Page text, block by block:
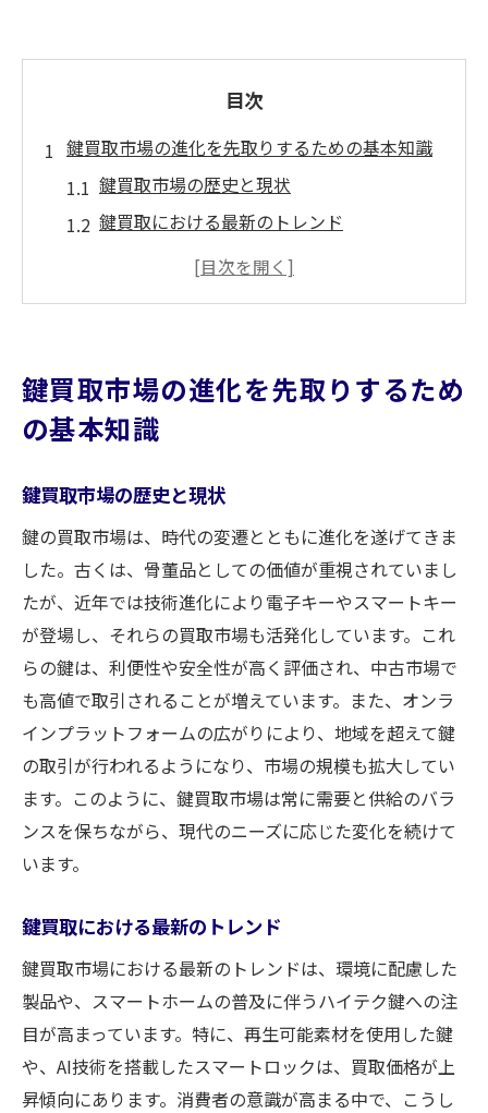
目次
鍵買取市場の進化を先取りするための基本知識
鍵買取市場の歴史と現状
鍵買取における最新のトレンド
鍵の種類別買取市場の動向
鍵買取価格を左右する要因とは何か
鍵の希少性が買取価格に与える影響
素材と製造技術の違いが買取価格に及ぼす
市場トレンドが鍵買取価格に及ぼす影響
鍵の使用状況と保管状態が査定額に影響す
鑑定士の視点から見る鍵の価値評価
競争率が買取価格に与える影響
信頼できる買取業者を選ぶポイントとその重要
性
優良買取業者を見分けるためのチェックポ
イント
専門性の高い買取業者の特徴
業者選びで失敗しないための注意点
買取契約にあたっての重要な確認事項
買取大吉が推奨する鍵保管の最適な方法
鍵の劣化を防ぐための保管環境
鍵買取市場の進化を先取りするため
の基本知識
鍵買取市場の歴史と現状
鍵の買取市場は、時代の変遷とともに進化を遂げてきま
した。古くは、骨董品としての価値が重視されていまし
たが、近年では技術進化により電子キーやスマートキー
が登場し、それらの買取市場も活発化しています。これ
らの鍵は、利便性や安全性が高く評価され、中古市場で
も高値で取引されることが増えています。また、オンラ
インプラットフォームの広がりにより、地域を超えて鍵
の取引が行われるようになり、市場の規模も拡大してい
ます。このように、鍵買取市場は常に需要と供給のバラ
ンスを保ちながら、現代のニーズに応じた変化を続けて
います。
鍵買取における最新のトレンド
鍵買取市場における最新のトレンドは、環境に配慮した
製品や、スマートホームの普及に伴うハイテク鍵への注
目が高まっています。特に、再生可能素材を使用した鍵
や、AI技術を搭載したスマートロックは、買取価格が上
昇傾向にあります。消費者の意識が高まる中で、こうし